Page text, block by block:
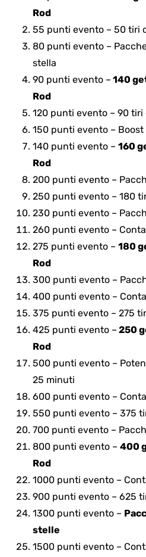
Rod
55 punti evento – 50 tiri
80 punti evento –
stella
90 punti evento – 140
Rod
120 punti evento – 90
150 punti evento –
140 punti evento – 160
Rod
200 punti evento –
250 punti evento – 180
230 punti evento –
260 punti evento –
275 punti evento – 180
Rod
300 punti evento –
400 punti evento –
375 punti evento – 275
425 punti evento – 250
Rod
500 punti evento –
25 minuti
600 punti evento –
550 punti evento – 375
700 punti evento –
800 punti evento – 400
Rod
1000 punti evento –
900 punti evento – 625
1300 punti evento –
stelle
1500 punti evento –